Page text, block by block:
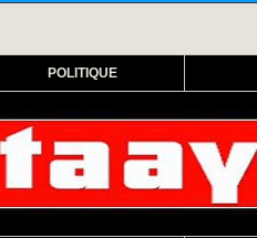
POLITIQUE